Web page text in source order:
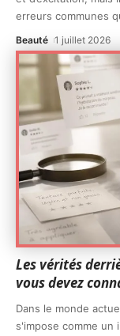
erreurs communes
Beauté 1 juillet 2026
Les vérités
vous devez
Dans le monde
s'impose comme un